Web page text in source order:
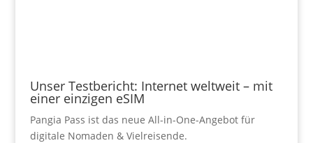
Unser Testbericht: Internet weltweit – mit
einer einzigen eSIM
Pangia Pass ist das neue All-in-One-Angebot für
digitale Nomaden & Vielreisende.